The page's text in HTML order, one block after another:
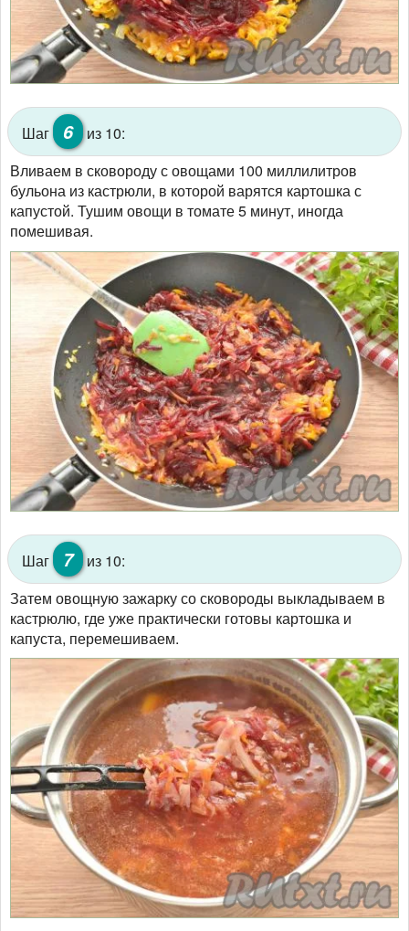
Шаг 6
из 10:
Вливаем в сковороду с овощами 100 миллилитров
бульона из кастрюли, в которой варятся картошка с
капустой. Тушим овощи в томате 5 минут, иногда
помешивая.
Шаг 7 из 10:
Затем овощную зажарку со сковороды выкладываем в
кастрюлю, где уже практически готовы картошка и
капуста, перемешиваем.